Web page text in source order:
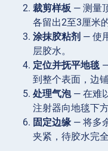
裁剪样板 — 测量
各留出2至3厘米
涂抹胶粘剂 — 使
层胶水。
定位并抚平地毯
到整个表面，边
处理气泡— 在难
注射器向地毯下
固定边缘 — 将多
夹紧，待胶水完全